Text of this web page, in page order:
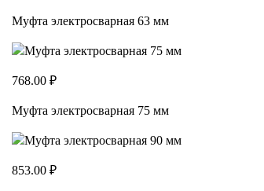
Муфта электросварная 63 мм
768.00 ₽
Муфта электросварная 75 мм
853.00 ₽